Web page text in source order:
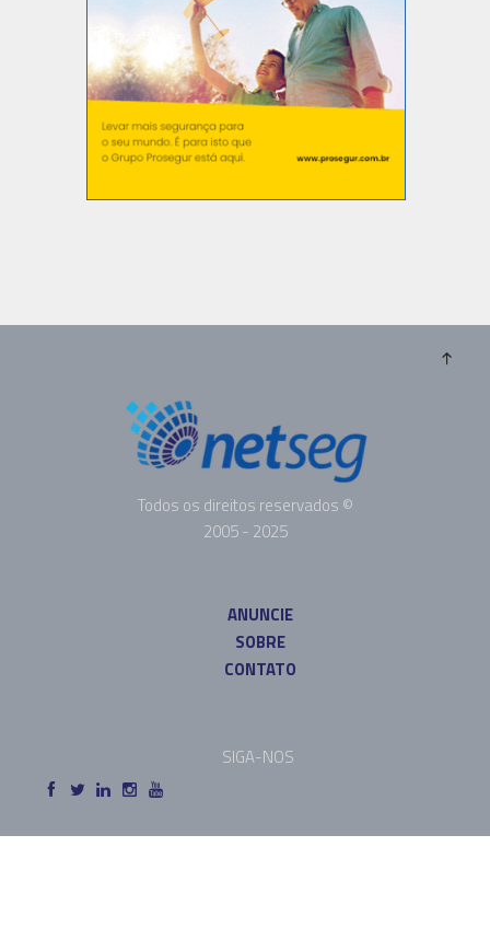
Todos os direitos reservados ©
2005 - 2025
ANUNCIE
SOBRE
CONTATO
SIGA-NOS